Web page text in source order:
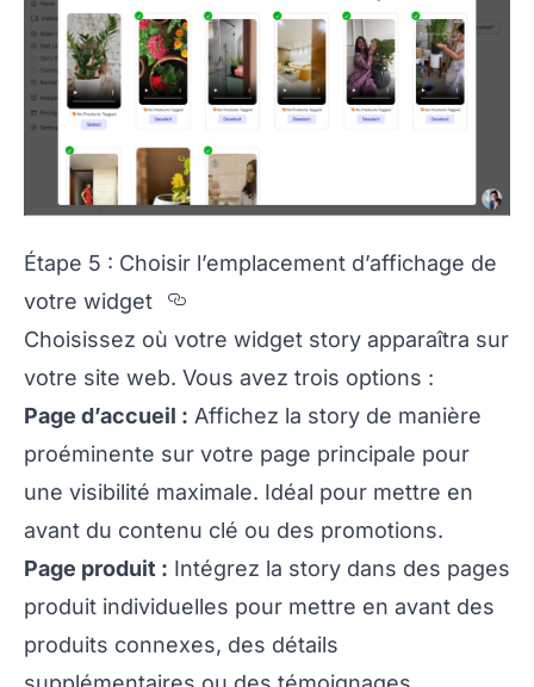
Étape 5 : Choisir l’emplacement d’affichage de
votre widget
Section titled
Choisissez où votre widget story apparaîtra sur
votre site web. Vous avez trois options :
Page d’accueil : Affichez la story de manière
proéminente sur votre page principale pour
une visibilité maximale. Idéal pour mettre en
avant du contenu clé ou des promotions.
Page produit : Intégrez la story dans des pages
produit individuelles pour mettre en avant des
produits connexes, des détails